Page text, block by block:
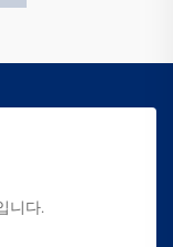
니다.